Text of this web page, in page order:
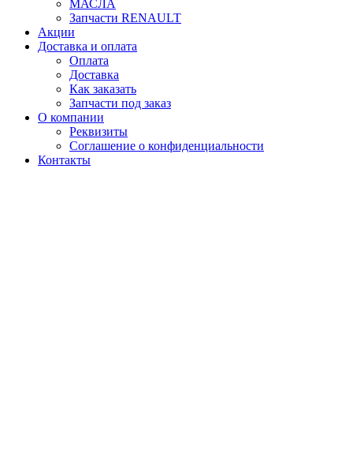
МАСЛА
Запчасти RENAULT
Акции
Доставка и оплата
Оплата
Доставка
Как заказать
Запчасти под заказ
О компании
Реквизиты
Соглашение о конфиденциальности
Контакты